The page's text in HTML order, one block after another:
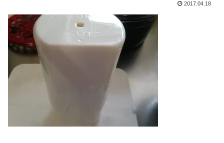
2017.04.18